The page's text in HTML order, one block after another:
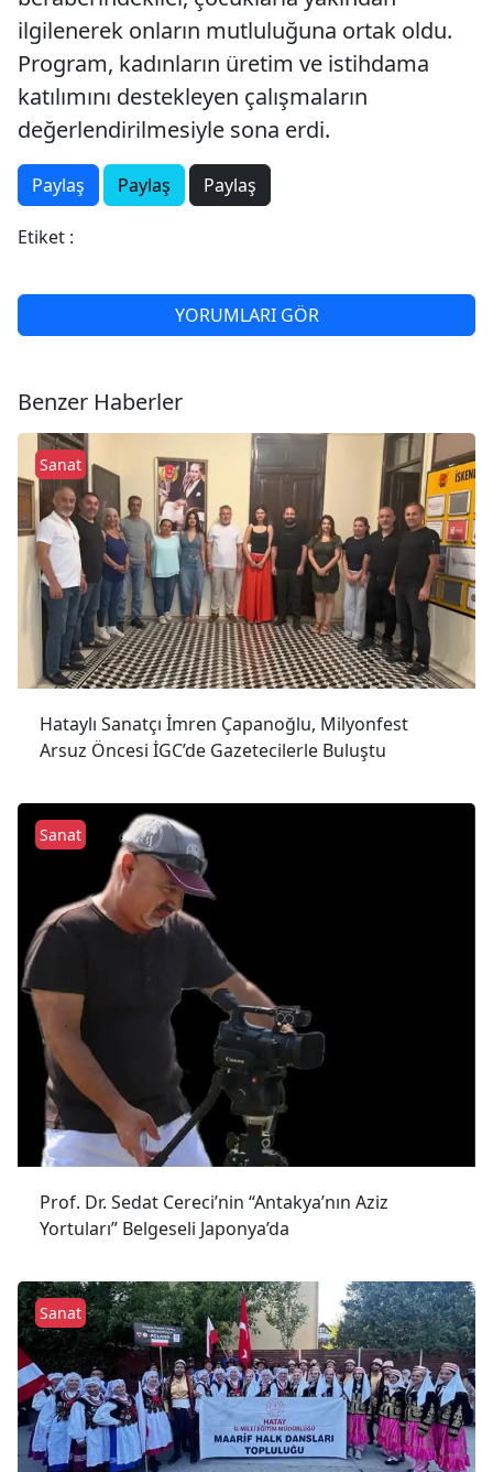
ilgilenerek onların mutluluğuna ortak oldu.
Program, kadınların üretim ve istihdama
katılımını destekleyen çalışmaların
değerlendirilmesiyle sona erdi.
Paylaş Paylaş Paylaş
Etiket :
YORUMLARI GÖR
Benzer Haberler
Hataylı Sanatçı İmren Çapanoğlu, Milyonfest
Arsuz Öncesi İGC’de Gazetecilerle Buluştu
Sanat
Prof. Dr. Sedat Cereci’nin “Antakya’nın Aziz
Yortuları” Belgeseli Japonya’da
Sanat
Sanat